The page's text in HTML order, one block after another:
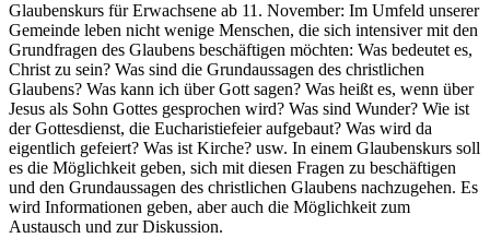
Glaubenskurs für Erwachsene ab 11. November: Im Umfeld unserer
Gemeinde leben nicht wenige Menschen, die sich intensiver mit den
Grundfragen des Glaubens beschäftigen möchten: Was bedeutet es,
Christ zu sein? Was sind die Grundaussagen des christlichen
Glaubens? Was kann ich über Gott sagen? Was heißt es, wenn über
Jesus als Sohn Gottes gesprochen wird? Was sind Wunder? Wie ist
der Gottesdienst, die Eucharistiefeier aufgebaut? Was wird da
eigentlich gefeiert? Was ist Kirche? usw. In einem Glaubenskurs soll
es die Möglichkeit geben, sich mit diesen Fragen zu beschäftigen
und den Grundaussagen des christlichen Glaubens nachzugehen. Es
wird Informationen geben, aber auch die Möglichkeit zum
Austausch und zur Diskussion.